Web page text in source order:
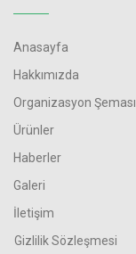
Anasayfa
Hakkımızda
Organizasyon Şeması
Ürünler
Haberler
Galeri
İletişim
Gizlilik Sözleşmesi